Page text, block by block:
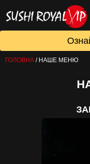
ГОЛОВНА / НАШЕ МЕНЮ